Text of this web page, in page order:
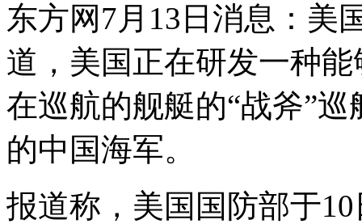
东方网7月13日消息：美
道，美国正在研发一种
在巡航的舰艇的“战斧”
的中国海军。
报道称，美国国防部于